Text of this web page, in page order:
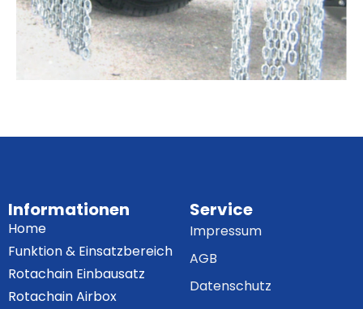
Informationen
Home
Funktion & Einsatzbereich
Rotachain Einbausatz
Rotachain Airbox
Service
Impressum
AGB
Datenschutz